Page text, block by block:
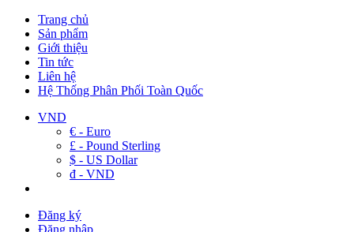
Trang chủ
Sản phẩm
Giới thiệu
Tin tức
Liên hệ
Hệ Thống Phân Phối Toàn Quốc
VND
€ - Euro
£ - Pound Sterling
$ - US Dollar
đ - VND
Đăng ký
Đăng nhập